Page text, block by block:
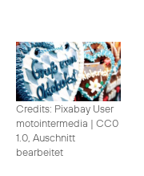
Credits: Pixabay User
motointermedia | CC0
1.0, Auschnitt
bearbeitet